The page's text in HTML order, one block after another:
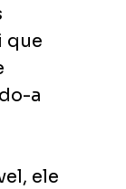
que
a
ele